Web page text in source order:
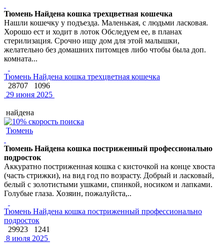
Тюмень Найдена кошка трехцветная кошечка
Нашли кошечку у подъезда. Маленькая, с людьми ласковая.
Хорошо ест и ходит в лоток Обследуем ее, в планах
стерилизация. Срочно ищу дом для этой малышки,
желательно без домашних питомцев либо чтобы была доп.
комната...
Тюмень Найдена кошка трехцветная кошечка
28707
1096
29 июня 2025
найдена
Тюмень
Тюмень Найдена кошка постриженный профессионально
подросток
Аккуратно постриженная кошка с кисточкой на конце хвоста
(часть стрижки), на вид год по возрасту. Добрый и ласковый,
белый с золотистыми ушками, спинкой, носиком и лапками.
Голубые глаза. Хозяин, пожалуйста,..
Тюмень Найдена кошка постриженный профессионально
подросток
29923
1241
8 июля 2025